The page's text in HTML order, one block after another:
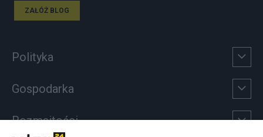
ZAŁÓŻ BLOG
Polityka
Gospodarka
Rozmaitości